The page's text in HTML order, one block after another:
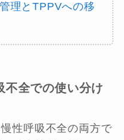
理とTPPVへの移
不全での使い分け
性呼吸不全の両方で